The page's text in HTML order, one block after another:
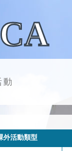
外活動類型